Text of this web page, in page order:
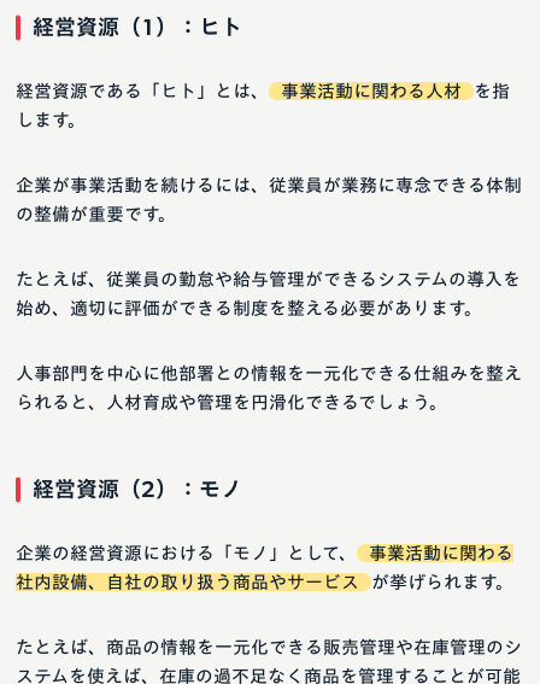
経営資源（1）：ヒト
経営資源である「ヒト」とは、 事業活動に関わる人材
を指
します。
企業が事業活動を続けるには、従業員が業務に専念できる体制
の整備が重要です。
たとえば、従業員の勤怠や給与管理ができるシステムの導入を
始め、適切に評価ができる制度を整える必要があります。
人事部門を中心に他部署との情報を一元化できる仕組みを整え
られると、人材育成や管理を円滑化できるでしょう。
経営資源（2）：モノ
企業の経営資源における「モノ」として、
事業活動に関わる
社内設備、自社の取り扱う商品やサービス
が挙げられます。
たとえば、商品の情報を一元化できる販売管理や在庫管理のシ
ステムを使えば、在庫の過不足なく商品を管理することが可能